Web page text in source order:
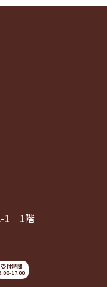
1 1階
受付時間
17:00